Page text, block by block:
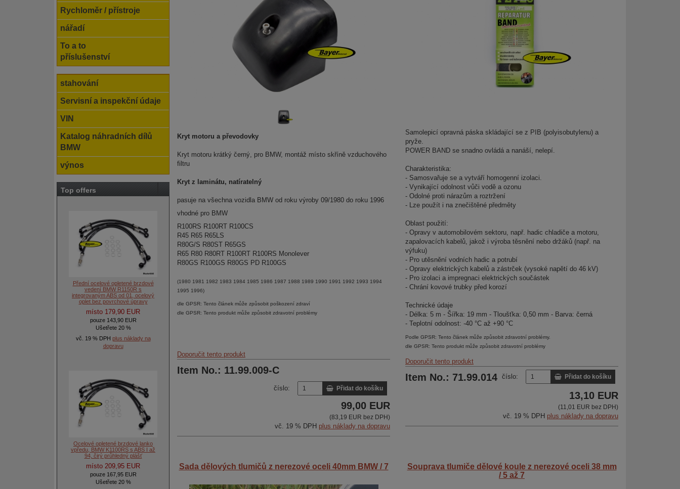
Rychloměr / přístroje
nářadí
To a to
příslušenství
stahování
Servisní a inspekční údaje
VIN
Katalog náhradních dílů
BMW
výnos
Top offers
Přední ocelové opletené brzdové
vedení BMW R1150R s
integrovaným ABS od 01, ocelový
oplet bez povrchové úpravy
místo 179,90 EUR
pouze 143,90 EUR
Ušetřete 20 %
vč. 19 % DPH plus náklady na
dopravu
Ocelové opletené brzdové lanko
vpředu, BMW K1100RS s ABS I až
94, čirý průhledný plášť
místo 209,95 EUR
pouze 167,95 EUR
Ušetřete 20 %
Kryt motoru a převodovky
Kryt motoru krátký černý, pro BMW, montáž místo skříně vzduchového
filtru
Kryt z laminátu, natíratelný
pasuje na všechna vozidla BMW od roku výroby 09/1980 do roku 1996
vhodné pro BMW
R100RS R100RT R100CS
R45 R65 R65LS
R80G/S R80ST R65GS
R65 R80 R80RT R100RT R100RS Monolever
R80GS R100GS R80GS PD R100GS
(1980 1981 1982 1983 1984 1985 1986 1987 1988 1989 1990 1991 1992 1993 1994
1995 1996)
dle GPSR: Tento článek může způsobit poškození zdraví
dle GPSR: Tento produkt může způsobit zdravotní problémy
Doporučit tento produkt
Item No.: 11.99.009-C
číslo: Přidat do košíku
99,00 EUR
(83,19 EUR bez DPH)
vč. 19 % DPH plus náklady na dopravu
Samolepicí opravná páska skládající se z PIB (polyisobutylenu) a
pryže.
POWER BAND se snadno ovládá a nanáší, nelepí.
Charakteristika:
- Samosvařuje se a vytváří homogenní izolaci.
- Vynikající odolnost vůči vodě a ozonu
- Odolné proti nárazům a roztržení
- Lze použít i na znečištěné předměty
Oblast použití:
- Opravy v automobilovém sektoru, např. hadic chladiče a motoru,
zapalovacích kabelů, jakož i výroba těsnění nebo držáků (např. na
výfuku)
- Pro utěsnění vodních hadic a potrubí
- Opravy elektrických kabelů a zástrček (vysoké napětí do 46 kV)
- Pro izolaci a impregnaci elektrických součástek
- Chrání kovové trubky před korozí
Technické údaje
- Délka: 5 m - Šířka: 19 mm - Tloušťka: 0,50 mm - Barva: černá
- Teplotní odolnost: -40 °C až +90 °C
Podle GPSR: Tento článek může způsobit zdravotní problémy.
dle GPSR: Tento produkt může způsobit zdravotní problémy
Doporučit tento produkt
Item No.: 71.99.014 číslo: Přidat do košíku
13,10 EUR
(11,01 EUR bez DPH)
vč. 19 % DPH plus náklady na dopravu
Sada dělových tlumičů z nerezové oceli 40mm BMW / 7
Souprava tlumiče dělové koule z nerezové oceli 38 mm
/ 5 až 7